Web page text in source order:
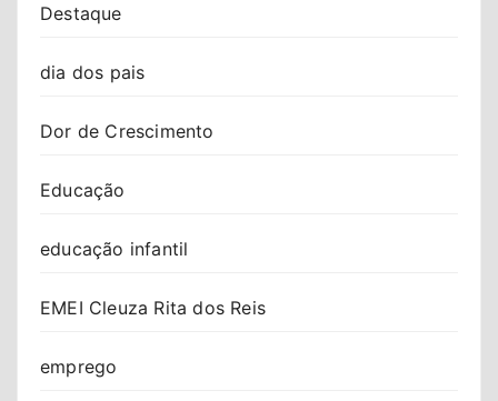
Destaque
dia dos pais
Dor de Crescimento
Educação
educação infantil
EMEI Cleuza Rita dos Reis
emprego